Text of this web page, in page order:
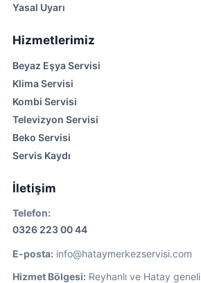
Yasal Uyarı
Hizmetlerimiz
Beyaz Eşya Servisi
Klima Servisi
Kombi Servisi
Televizyon Servisi
Beko Servisi
Servis Kaydı
İletişim
Telefon:
0326 223 00 44
E-posta: info@hataymerkezservisi.com
Hizmet Bölgesi: Reyhanlı ve Hatay geneli